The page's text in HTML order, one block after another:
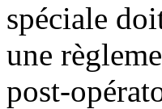
spéciale
une
post-